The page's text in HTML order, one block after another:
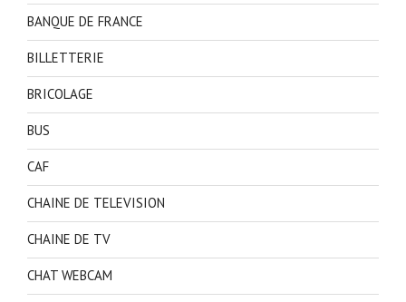
BANQUE DE FRANCE
BILLETTERIE
BRICOLAGE
BUS
CAF
CHAINE DE TELEVISION
CHAINE DE TV
CHAT WEBCAM